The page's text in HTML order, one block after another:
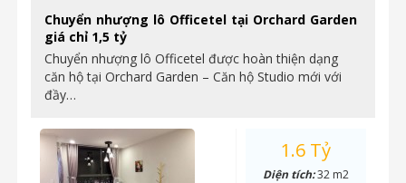
Chuyển nhượng lô Officetel tại Orchard Garden
giá chỉ 1,5 tỷ
Chuyển nhượng lô Officetel được hoàn thiện dạng
căn hộ tại Orchard Garden – Căn hộ Studio mới với
đầy…
1.6 Tỷ
Diện tích:32 m2